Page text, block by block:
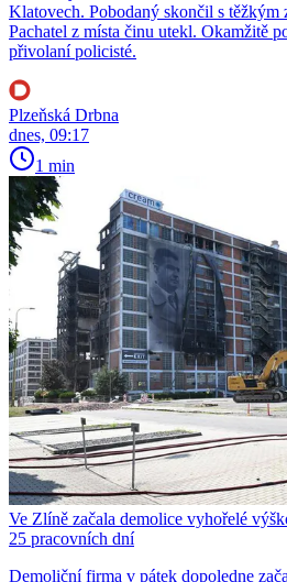
Klatovech. Pobodaný skončil s těžkým
Pachatel z místa činu utekl. Okamžitě
přivolaní policisté.
Plzeňská Drbna
dnes, 09:17
1 min
Ve Zlíně začala demolice vyhořelé
25 pracovních dní
Demoliční firma v pátek dopoledne